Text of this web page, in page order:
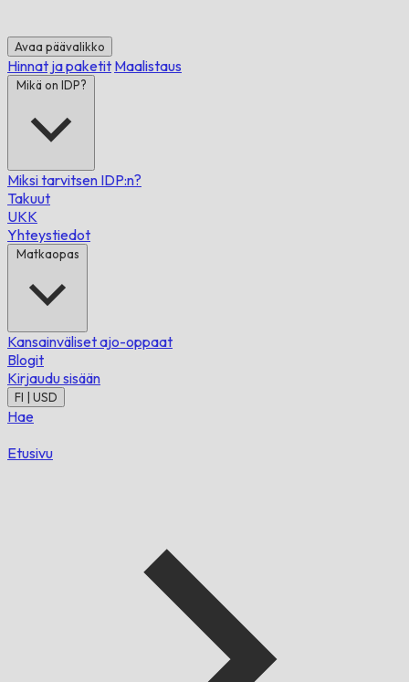
Avaa päävalikko
Hinnat ja paketit Maalistaus
Mikä on IDP?
Miksi tarvitsen IDP:n?
Takuut
UKK
Yhteystiedot
Matkaopas
Kansainväliset ajo-oppaat
Blogit
Kirjaudu sisään
FI | USD
Hae
Etusivu